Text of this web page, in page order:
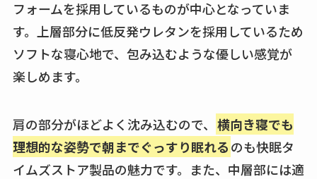
フォームを採用しているものが中心となっていま
す。上層部分に低反発ウレタンを採用しているため
ソフトな寝心地で、包み込むような優しい感覚が
楽しめます。
肩の部分がほどよく沈み込むので、 横向き寝でも
理想的な姿勢で朝までぐっすり眠れるのも快眠タ
イムズストア製品の魅力です。また、中層部には適